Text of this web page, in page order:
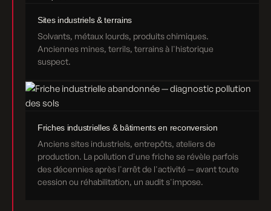
Sites industriels & terrains
Solvants, métaux lourds, produits chimiques.
Anciennes mines, terrils, terrains à l'historique
suspect.
Friches industrielles & bâtiments en reconversion
Anciens sites industriels, entrepôts, ateliers de
production. La pollution d'une friche se révèle parfois
des décennies après l'arrêt de l'activité — avant toute
cession ou réhabilitation, un audit s'impose.